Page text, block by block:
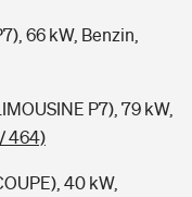
66 kW, Benzin,
P7), 79 kW,
464)
40 kW,